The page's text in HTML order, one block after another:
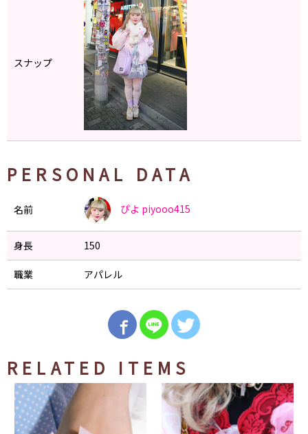
スナップ
PERSONAL DATA
名前 ぴよ piyooo415
身長 150
職業 アパレル
RELATED ITEMS